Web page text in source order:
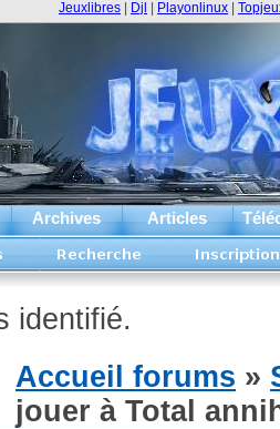
Archives Articles
Jeuxlibres Djl Playonlinux
identifié.
Accueil forums »
jouer à Total